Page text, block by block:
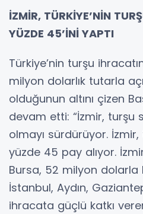
İZMİR, TÜRKİYE’NİN
YÜZDE 45’İNİ YAPTI
Türkiye’nin turşu
milyon dolarlık tutarla
olduğunun altını çizen
devam etti: “İzmir, turşu
olmayı sürdürüyor.
yüzde 45 pay alıyor.
Bursa, 52 milyon
İstanbul, Aydın,
ihracata güçlü katkı